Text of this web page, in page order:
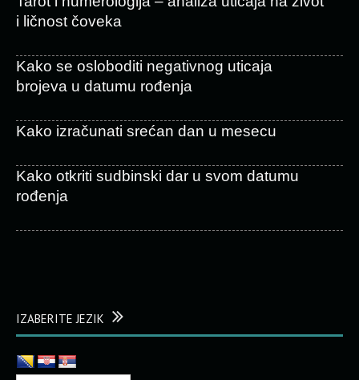
i ličnost čoveka
Kako se osloboditi negativnog uticaja
brojeva u datumu rođenja
Kako izračunati srećan dan u mesecu
Kako otkriti sudbinski dar u svom datumu
rođenja
IZABERITE JEZIK